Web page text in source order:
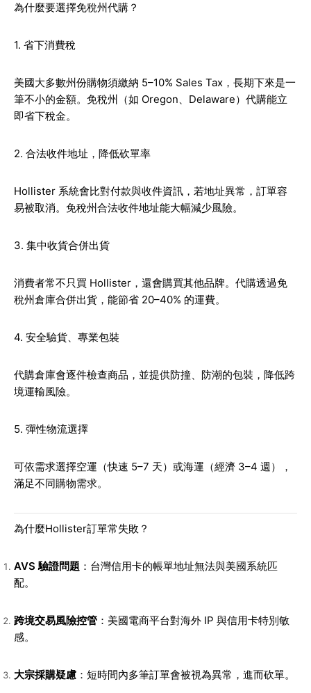
為什麼要選擇免稅州代購？
1. 省下消費稅
美國大多數州份購物須繳納 5–10% Sales Tax，長期下來是一
筆不小的金額。免稅州（如 Oregon、Delaware）代購能立
即省下稅金。
2. 合法收件地址，降低砍單率
Hollister 系統會比對付款與收件資訊，若地址異常，訂單容
易被取消。免稅州合法收件地址能大幅減少風險。
3. 集中收貨合併出貨
消費者常不只買 Hollister，還會購買其他品牌。代購透過免
稅州倉庫合併出貨，能節省 20–40% 的運費。
4. 安全驗貨、專業包裝
代購倉庫會逐件檢查商品，並提供防撞、防潮的包裝，降低跨
境運輸風險。
5. 彈性物流選擇
可依需求選擇空運（快速 5–7 天）或海運（經濟 3–4 週），
滿足不同購物需求。
為什麼Hollister訂單常失敗？
AVS 驗證問題 ：台灣信用卡的帳單地址無法與美國系統匹
配。
跨境交易風險控管 ：美國電商平台對海外 IP 與信用卡特別敏
感。
大宗採購疑慮 ：短時間內多筆訂單會被視為異常，進而砍單。